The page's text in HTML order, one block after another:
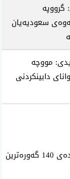
گرووپە
سعودیەیان
مووچە
دابینکردنی
محه‌مه‌د سه‌معان: ماده‌ی 140 گه‌وره‌ترین